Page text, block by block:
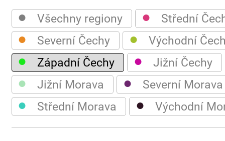
● Všechny regiony ● Střední
● Severní Čechy ● Východní
● Západní Čechy ● Jižní Čechy
● Jižní Morava ● Severní Morava
● Střední Morava ● Východní